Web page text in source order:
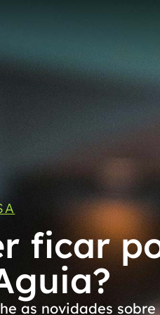
ficar
as novidades